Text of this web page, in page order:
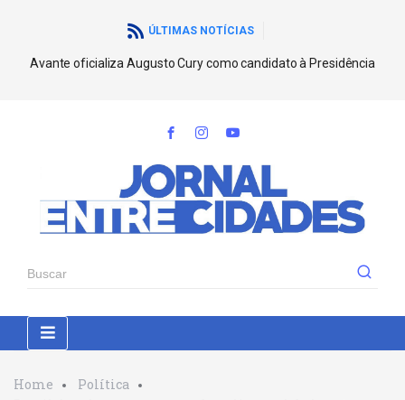
ÚLTIMAS NOTÍCIAS
Avante oficializa Augusto Cury como candidato à Presidência
Home
Política